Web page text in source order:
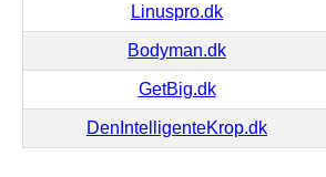
Linuspro.dk
Bodyman.dk
GetBig.dk
DenIntelligenteKrop.dk